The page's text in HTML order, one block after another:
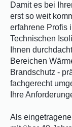
Damit es bei
erst so weit
erfahrene Profis
Technischen
Ihnen
Bereichen
Brandschutz -
fachgerecht
Ihre
Als